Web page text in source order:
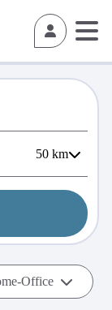
50 km
Office